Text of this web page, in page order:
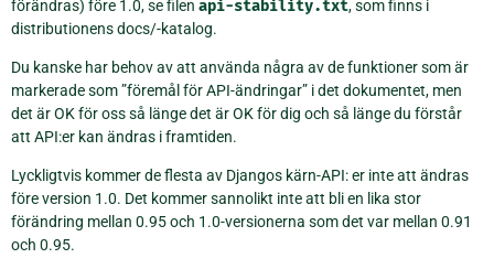
förändras) före 1.0, se filen api-stability.txt, som finns i
distributionens docs/-katalog.
Du kanske har behov av att använda några av de funktioner som är
markerade som ”föremål för API-ändringar” i det dokumentet, men
det är OK för oss så länge det är OK för dig och så länge du förstår
att API:er kan ändras i framtiden.
Lyckligtvis kommer de flesta av Djangos kärn-API: er inte att ändras
före version 1.0. Det kommer sannolikt inte att bli en lika stor
förändring mellan 0.95 och 1.0-versionerna som det var mellan 0.91
och 0.95.